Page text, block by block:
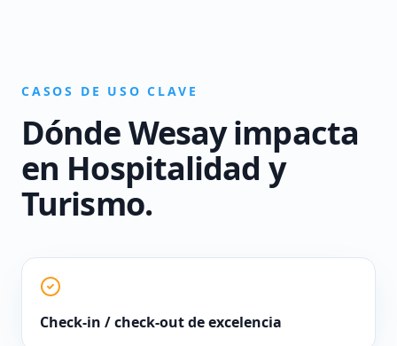
CASOS DE USO CLAVE
Dónde Wesay impacta
en Hospitalidad y
Turismo.
Check-in / check-out de excelencia